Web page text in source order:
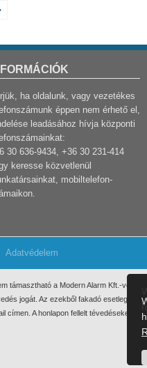
ha oldalunk, vagy vezetékes
éppen nem érhető el,
leadásához hívja központi
30 636-9434, +36 30 231-414
keresse közvetlenül
mobiltelefon-
Adatvédelem
támasztható a Modern Alarm Kft.-vel
jogát. Az ezekből fakadó esetleges
A honlapon fellelt tévedéseket,